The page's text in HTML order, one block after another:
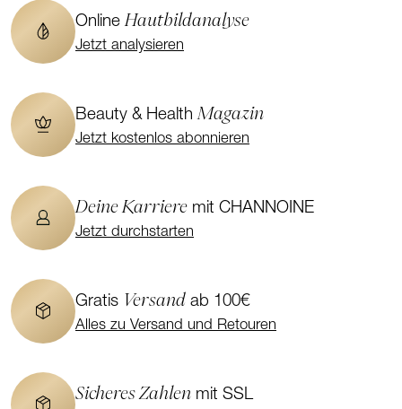
OnlineHautbildanalyse
Jetzt analysieren
Beauty & HealthMagazin
Jetzt kostenlos abonnieren
Deine Karriere mit CHANNOINE
Jetzt durchstarten
Gratis Versand ab 100€
Alles zu Versand und Retouren
Sicheres Zahlen mit SSL